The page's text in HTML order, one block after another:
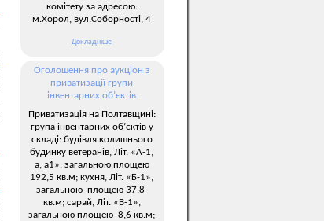
комітету за адресою:
м.Хорол, вул.Соборності, 4
Докладніше
Оголошення про аукціон з
приватизації групи
інвентарних об’єктів
Приватизація на Полтавщині:
група інвентарних об’єктів у
складі: будівля колишнього
будинку ветеранів, Літ. «А-1,
а, а1», загальною площею
192,5 кв.м; кухня, Літ. «Б-1»,
загальною площею 37,8
кв.м; сарай, Літ. «В-1»,
загальною площею 8,6 кв.м;